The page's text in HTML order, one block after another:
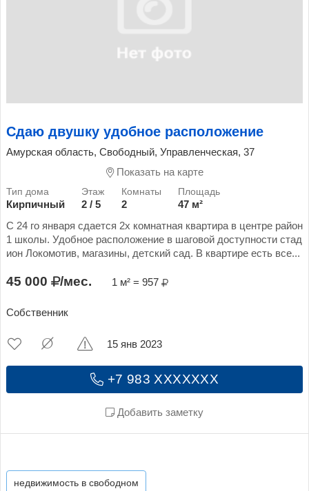
Сдаю двушку удобное расположение
Амурская область, Свободный, Управленческая, 37
Показать на карте
Кирпичный 2 / 5 2
47 м²
С 24 го января сдается 2х комнатная квартира в центре район
1 школы. Удобное расположение в шаговой доступности стад
ион Локомотив, магазины, детский сад. В квартире есть все...
45 000 /мес. 1 м² = 957
Собственник
+7 983 XXXXXXX
Добавить заметку
15 янв 2023
недвижимость в свободном